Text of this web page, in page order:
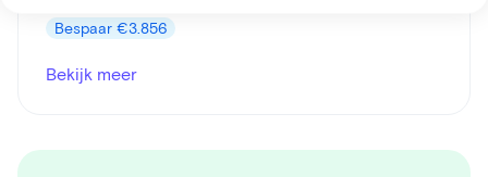
Bespaar €3.856
Bekijk meer